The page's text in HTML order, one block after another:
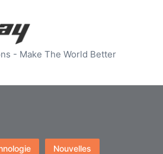
- Make The World Better
Nouvelles